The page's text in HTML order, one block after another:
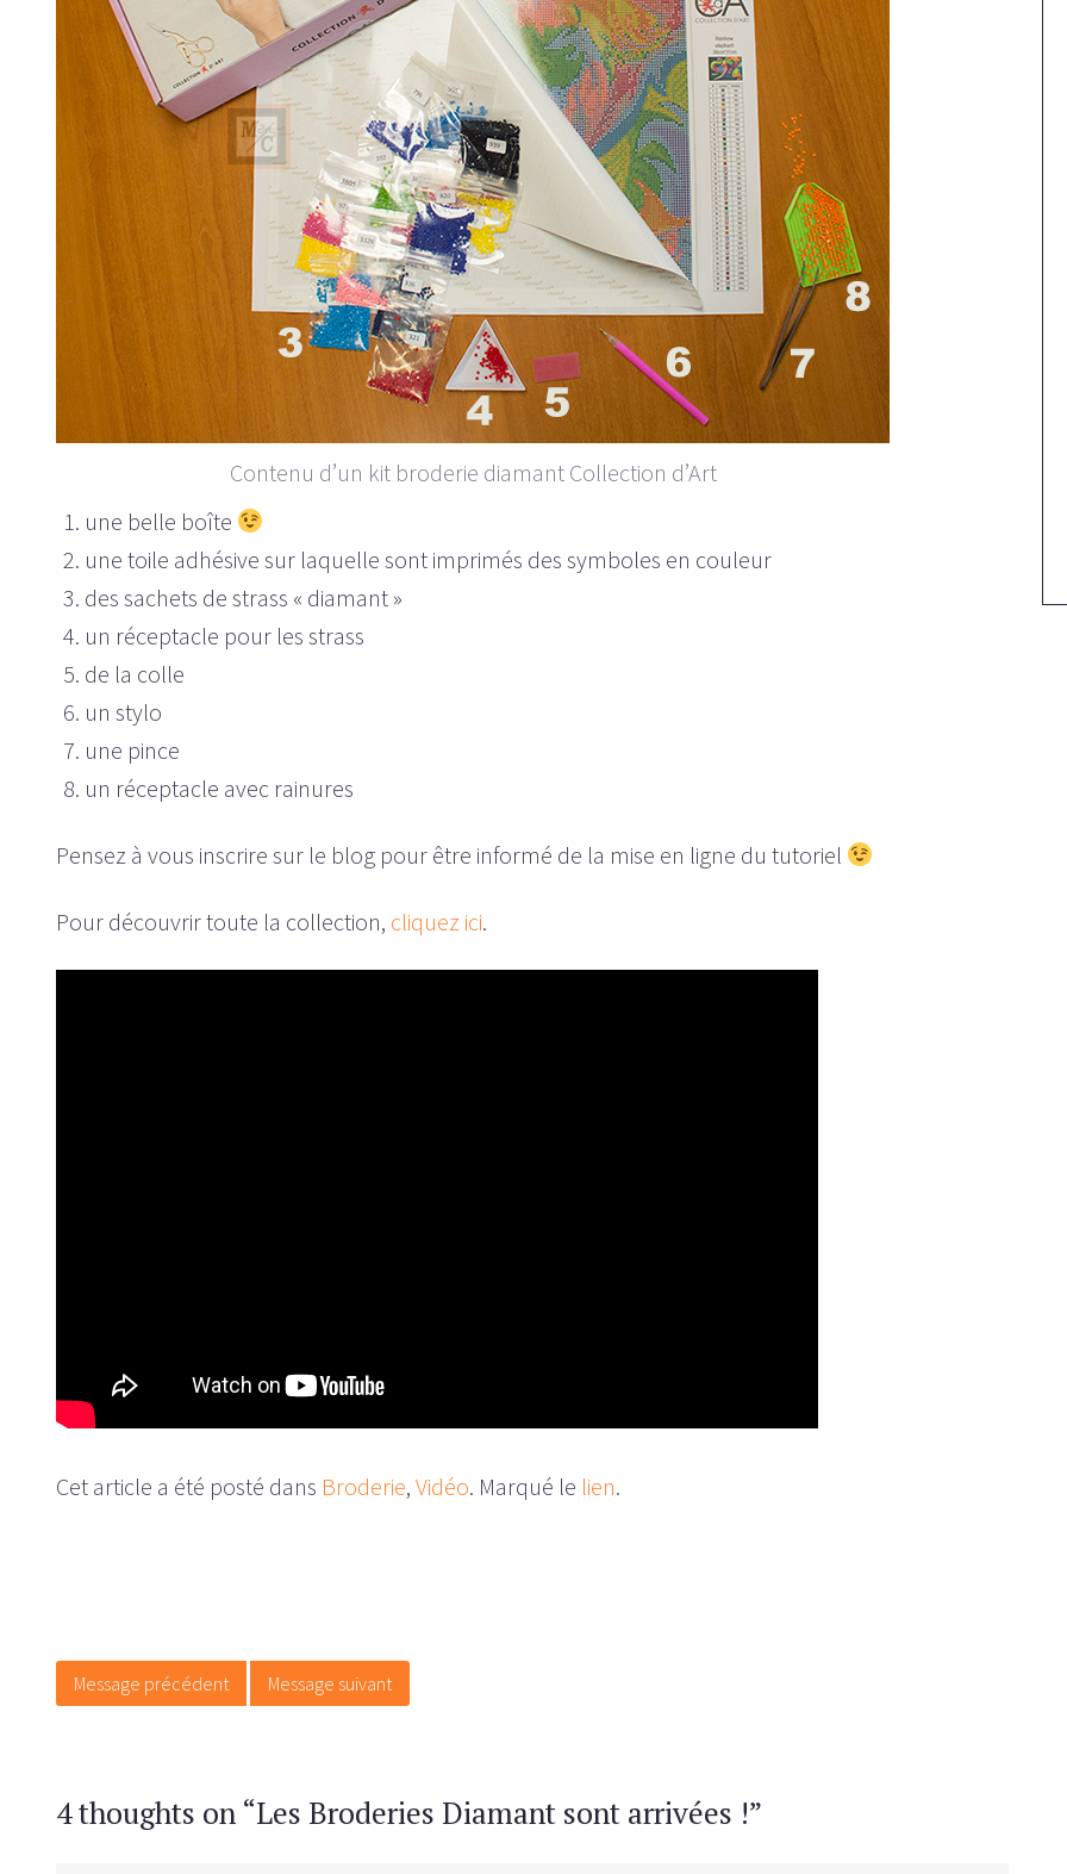
Contenu d’un kit broderie diamant Collection d’Art
une belle boîte
une toile adhésive sur laquelle sont imprimés des symboles en couleur
des sachets de strass « diamant »
un réceptacle pour les strass
de la colle
un stylo
une pince
un réceptacle avec rainures
Pensez à vous inscrire sur le blog pour être informé de la mise en ligne du tutoriel
Pour découvrir toute la collection, cliquez ici.
Cet article a été posté dans Broderie,Vidéo. Marqué le lien.
Message précédent Message suivant
4 thoughts on “Les Broderies Diamant sont arrivées !”